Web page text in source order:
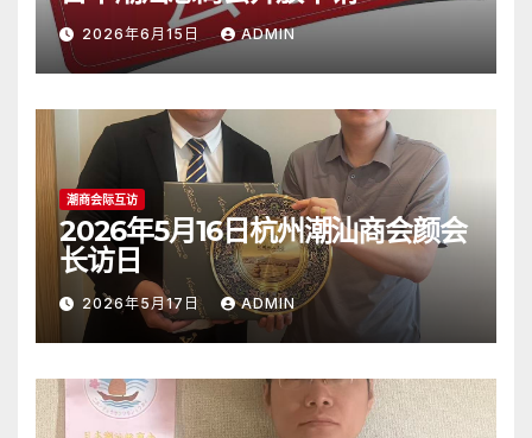
2026年6月15日 ADMIN
潮商会际互访
2026年5月16日杭州潮汕商会颜会
长访日
2026年5月17日 ADMIN